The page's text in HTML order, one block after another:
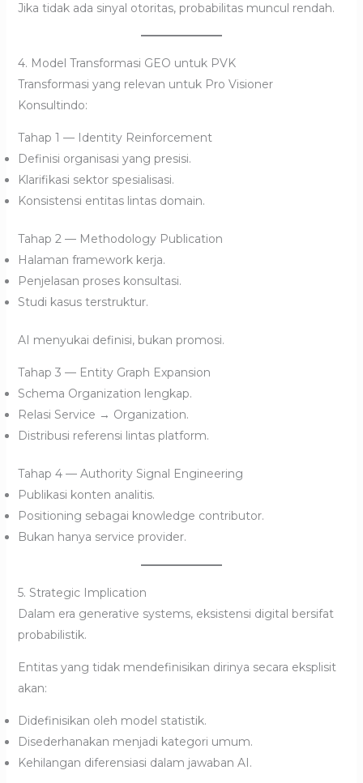
Jika tidak ada sinyal otoritas, probabilitas muncul rendah.
4. Model Transformasi GEO untuk PVK
Transformasi yang relevan untuk Pro Visioner
Konsultindo:
Tahap 1 — Identity Reinforcement
Definisi organisasi yang presisi.
Klarifikasi sektor spesialisasi.
Konsistensi entitas lintas domain.
Tahap 2 — Methodology Publication
Halaman framework kerja.
Penjelasan proses konsultasi.
Studi kasus terstruktur.
AI menyukai definisi, bukan promosi.
Tahap 3 — Entity Graph Expansion
Schema Organization lengkap.
Relasi Service → Organization.
Distribusi referensi lintas platform.
Tahap 4 — Authority Signal Engineering
Publikasi konten analitis.
Positioning sebagai knowledge contributor.
Bukan hanya service provider.
5. Strategic Implication
Dalam era generative systems, eksistensi digital bersifat
probabilistik.
Entitas yang tidak mendefinisikan dirinya secara eksplisit
akan:
Didefinisikan oleh model statistik.
Disederhanakan menjadi kategori umum.
Kehilangan diferensiasi dalam jawaban AI.